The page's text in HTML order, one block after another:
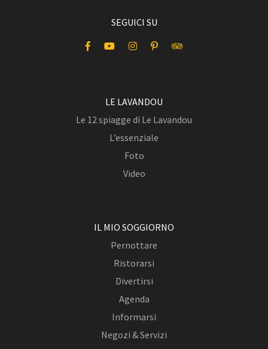
SEGUICI SU
LE LAVANDOU
Le 12 spiagge di Le Lavandou
L’essenziale
Foto
Video
IL MIO SOGGIORNO
Pernottare
Ristorarsi
Divertirsi
Agenda
Informarsi
Negozi & Servizi